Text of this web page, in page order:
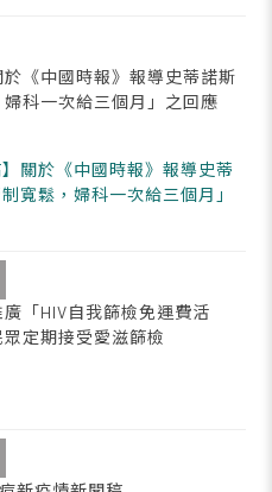
於《中國時報》報導史蒂諾斯
婦科一次給三個月」之回應
】關於《中國時報》報導史蒂
寬鬆，婦科一次給三個月」
「HIV自我篩檢免運費活
定期接受愛滋篩檢